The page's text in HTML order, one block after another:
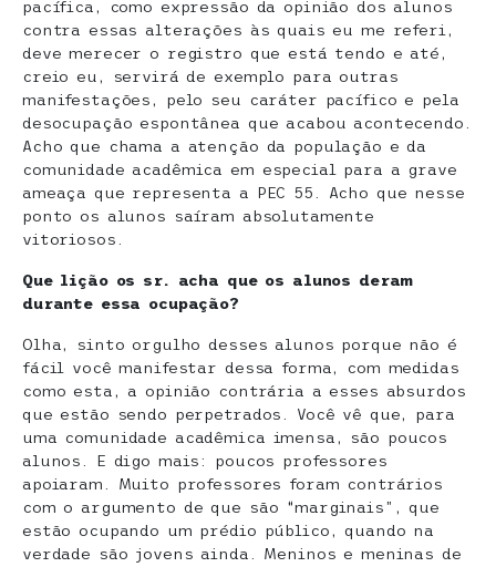
pacífica, como expressão da opinião dos alunos
contra essas alterações às quais eu me referi,
deve merecer o registro que está tendo e até,
creio eu, servirá de exemplo para outras
manifestações, pelo seu caráter pacífico e pela
desocupação espontânea que acabou acontecendo.
Acho que chama a atenção da população e da
comunidade acadêmica em especial para a grave
ameaça que representa a PEC 55. Acho que nesse
ponto os alunos saíram absolutamente
vitoriosos.
Que lição os sr. acha que os alunos deram
durante essa ocupação?
Olha, sinto orgulho desses alunos porque não é
fácil você manifestar dessa forma, com medidas
como esta, a opinião contrária a esses absurdos
que estão sendo perpetrados. Você vê que, para
uma comunidade acadêmica imensa, são poucos
alunos. E digo mais: poucos professores
apoiaram. Muito professores foram contrários
com o argumento de que são “marginais”, que
estão ocupando um prédio público, quando na
verdade são jovens ainda. Meninos e meninas de